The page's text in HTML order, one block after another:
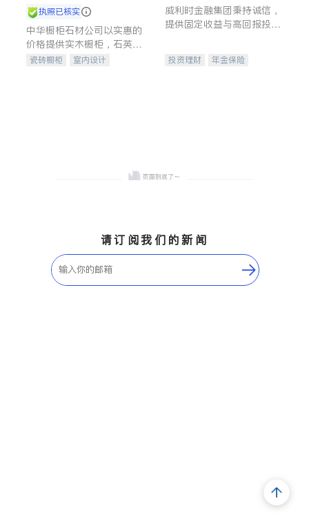
执照已核实
中华橱柜石材公司以实惠的
价格提供实木橱柜，石英石
台面，多种优质不锈钢水
瓷砖橱柜
室内设计
威利时金融集团秉持诚信，
提供固定收益与高回报投资
合，助力客户实现目标
投资理财
年金保险
请订阅我们的新闻